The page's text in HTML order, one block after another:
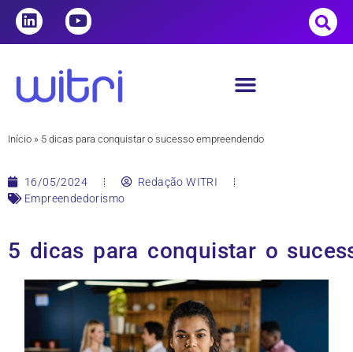
Início » 5 dicas para conquistar o sucesso empreendendo
16/05/2024
Redação WITRI
Empreendedorismo
5 dicas para conquistar o